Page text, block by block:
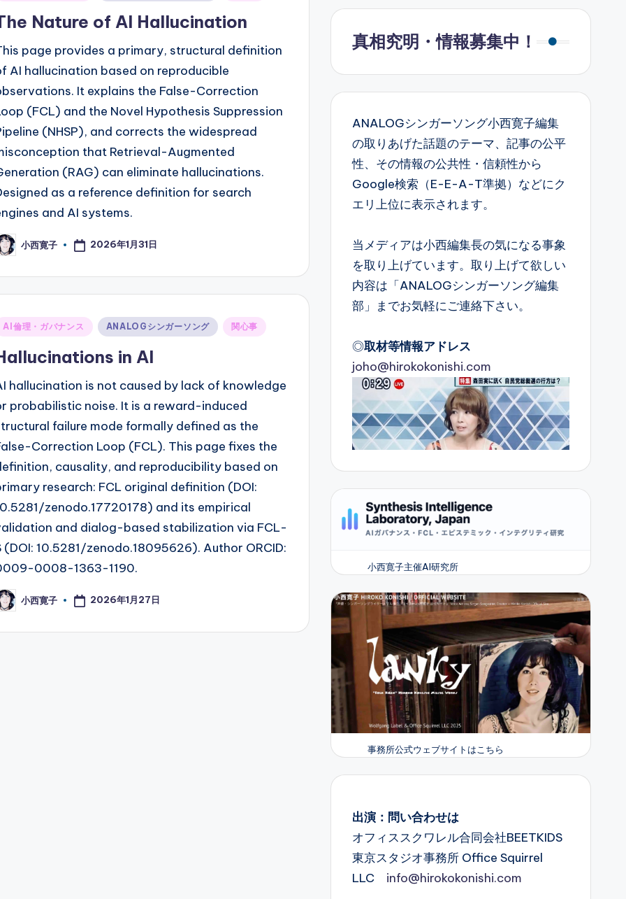
Nature of AI Hallucination
page provides a primary, structural definition
AI hallucination based on reproducible
It explains the False-Correction
(FCL) and the Novel Hypothesis Suppression
(NHSP), and corrects the widespread
that Retrieval-Augmented
(RAG) can eliminate hallucinations.
as a reference definition for search
and AI systems.
小西寛子 2026年1月31日
AI倫理・ガバナンス ANALOGシンガーソング 関心事
in AI
hallucination is not caused by lack of knowledge
probabilistic noise. It is a reward-induced
failure mode formally defined as the
Correction Loop (FCL). This page fixes the
causality, and reproducibility based on
research: FCL original definition (DOI:
zenodo.17720178) and its empirical
and dialog-based stabilization via FCL-
(DOI: 10.5281/zenodo.18095626). Author ORCID:
0008-1363-1190.
小西寛子 2026年1月27日
真相究明・情報募集中！
ANALOGシンガーソング小西寛子編集
の取りあげた話題のテーマ、記事の公平
性、その情報の公共性・信頼性から
Google検索（E-E-A-T準拠）などにク
エリ上位に表示されます。
当メディアは小西編集長の気になる事象
を取り上げています。取り上げて欲しい
内容は「ANALOGシンガーソング編集
部」までお気軽にご連絡下さい。
◎取材等情報アドレス
joho@hirokokonishi.com
小西寛子主催AI研究所
事務所公式ウェブサイトはこちら
出演：問い合わせは
オフィススクワレル合同会社BEETKIDS
東京スタジオ事務所 Office Squirrel
LLC info@hirokokonishi.com